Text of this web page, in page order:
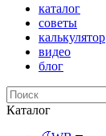
каталог
советы
калькулятор
видео
блог
Каталог